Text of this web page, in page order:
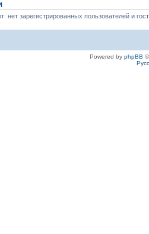
зарегистрированных пользователей и
Powered by phpBB